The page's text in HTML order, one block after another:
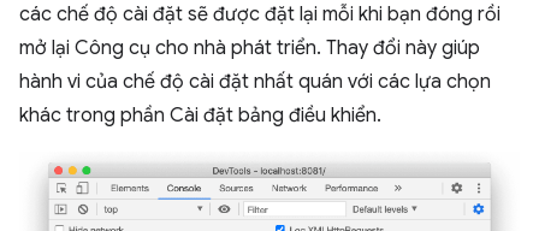
các chế độ cài đặt sẽ được đặt lại mỗi khi bạn đóng rồi
mở lại Công cụ cho nhà phát triển. Thay đổi này giúp
hành vi của chế độ cài đặt nhất quán với các lựa chọn
khác trong phần Cài đặt bảng điều khiển.